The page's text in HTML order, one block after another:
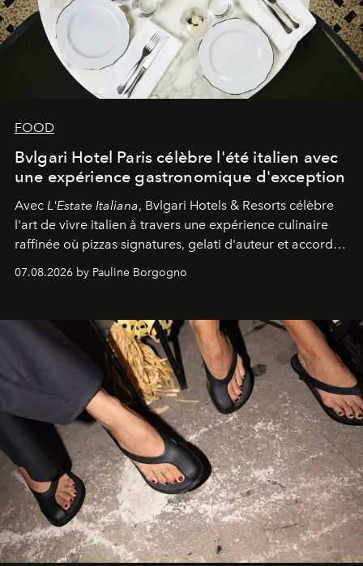
FOOD
Bvlgari Hotel Paris célèbre l'été italien avec
une expérience gastronomique d'exception
Avec L'Estate Italiana, Bvlgari Hotels & Resorts célèbre
l'art de vivre italien à travers une expérience culinaire
raffinée où pizzas signatures, gelati d'auteur et accords
d'exception composent un véritable voyage sensoriel.
07.08.2026 by Pauline Borgogno